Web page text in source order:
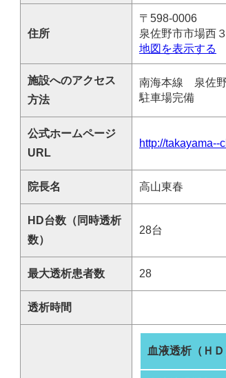
住所
〒598-0006
泉佐野市市場西
地図を表示する
施設へのアクセス
方法
南海本線 泉佐
駐車場完備
公式ホームページ
URL
http://takayama--
院長名 高山東春
HD台数（同時透析
数）
28台
最大透析患者数 28
透析時間
血液透析（ＨＤ